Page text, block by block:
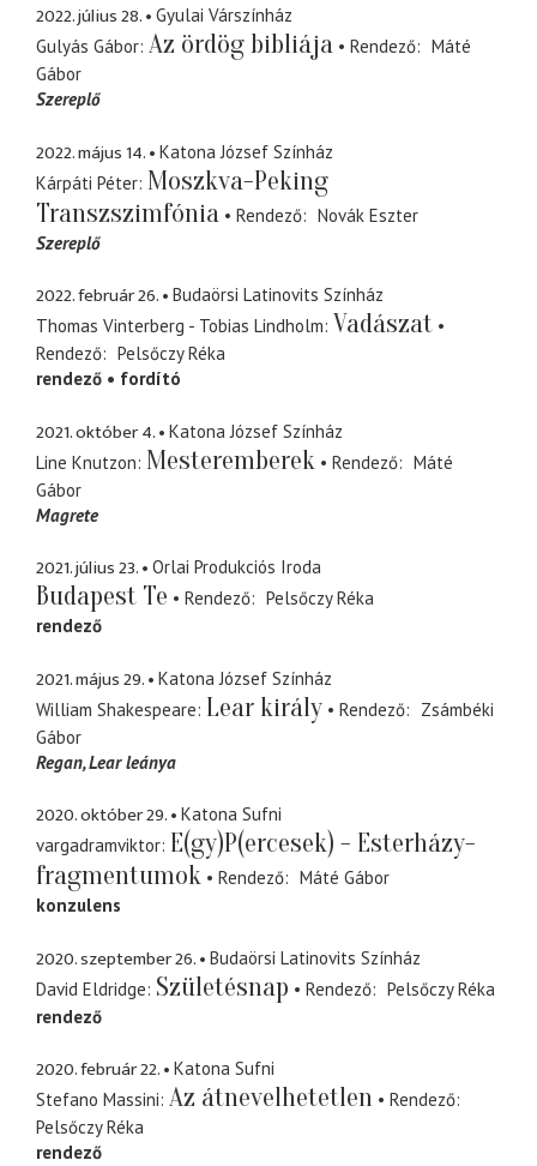
2022. július 28.
Gyulai Várszínház
Gulyás Gábor Az ördög bibliája Rendező
Máté
Gábor
Szereplő
2022. május 14.
Katona József Színház
Kárpáti Péter Moszkva-Peking
Transzszimfónia
Rendező
Novák Eszter
Szereplő
2022. február 26.
Budaörsi Latinovits Színház
Thomas Vinterberg - Tobias Lindholm Vadászat
Rendező
Pelsőczy Réka
rendező
fordító
2021. október 4.
Katona József Színház
Line Knutzon Mesteremberek Rendező
Máté
Gábor
Magrete
2021. július 23. Orlai Produkciós Iroda
Budapest Te Rendező
Pelsőczy Réka
rendező
2021. május 29.
Katona József Színház
William Shakespeare Lear király Rendező
Zsámbéki
Gábor
Regan Lear leánya
2020. október 29.
Katona Sufni
vargadramviktor E(gy)P(ercesek) - Esterházy-
fragmentumok
Rendező
Máté Gábor
konzulens
2020. szeptember 26.
Budaörsi Latinovits Színház
David Eldridge Születésnap Rendező
Pelsőczy Réka
rendező
2020. február 22.
Katona Sufni
Stefano Massini Az átnevelhetetlen
Rendező
Pelsőczy Réka
rendező